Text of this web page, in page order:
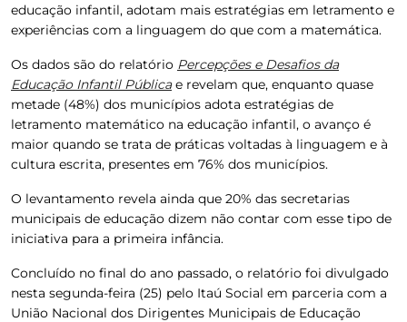
educação infantil, adotam mais estratégias em letramento e
experiências com a linguagem do que com a matemática.
Os dados são do relatório Percepções e Desafios da
Educação Infantil Públicae revelam que, enquanto quase
metade (48%) dos municípios adota estratégias de
letramento matemático na educação infantil, o avanço é
maior quando se trata de práticas voltadas à linguagem e à
cultura escrita, presentes em 76% dos municípios.
O levantamento revela ainda que 20% das secretarias
municipais de educação dizem não contar com esse tipo de
iniciativa para a primeira infância.
Concluído no final do ano passado, o relatório foi divulgado
nesta segunda-feira (25) pelo Itaú Social em parceria com a
União Nacional dos Dirigentes Municipais de Educação